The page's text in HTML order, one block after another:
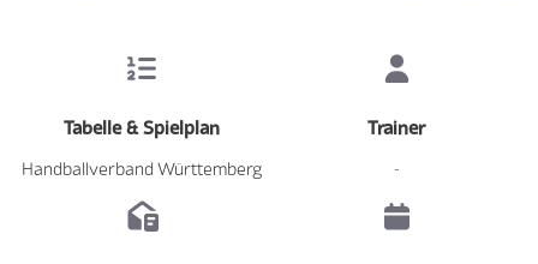
Tabelle & Spielplan
Handballverband Württemberg
Trainer
-